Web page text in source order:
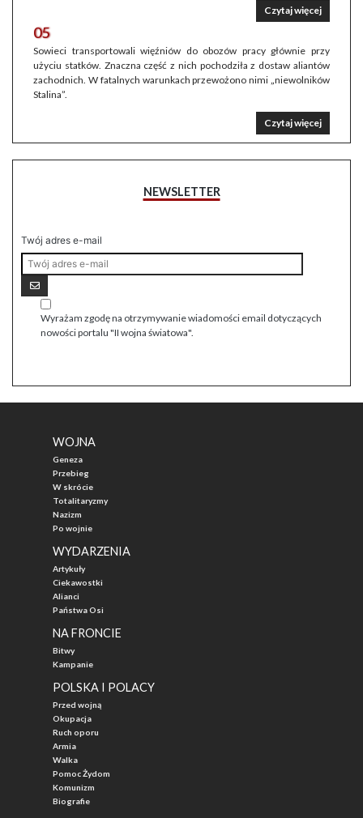
Czytaj więcej
05
Sowieci transportowali więźniów do obozów pracy głównie przy
użyciu statków. Znaczna część z nich pochodziła z dostaw aliantów
zachodnich. W fatalnych warunkach przewożono nimi „niewolników
Stalina”.
Czytaj więcej
NEWSLETTER
Twój adres e-mail
Wyrażam zgodę na otrzymywanie wiadomości email dotyczących
nowości portalu "II wojna światowa".
WOJNA
Geneza
Przebieg
W skrócie
Totalitaryzmy
Nazizm
Po wojnie
WYDARZENIA
Artykuły
Ciekawostki
Alianci
Państwa Osi
NA FRONCIE
Bitwy
Kampanie
POLSKA I POLACY
Przed wojną
Okupacja
Ruch oporu
Armia
Walka
Pomoc Żydom
Komunizm
Biografie